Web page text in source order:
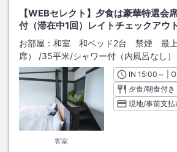
【WEBセレクト】夕食は豪華特選会
付（滞在中1回）レイトチェックアウ
お部屋： 和室 和ベッド2台 禁煙 最
席）
/35平米/シャワー付（内風呂なし）
客室
INチェックイ
15:00 ～ |
夕食/朝食付き
現地/事前支払